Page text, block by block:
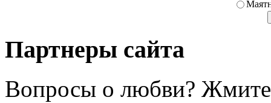
Партнеры сайта
Вопросы о любви?